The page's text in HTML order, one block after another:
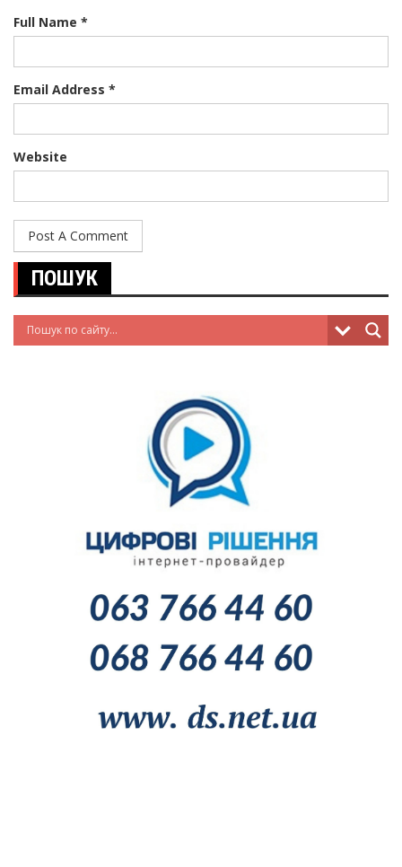
Full Name *
Email Address *
Website
ПОШУК